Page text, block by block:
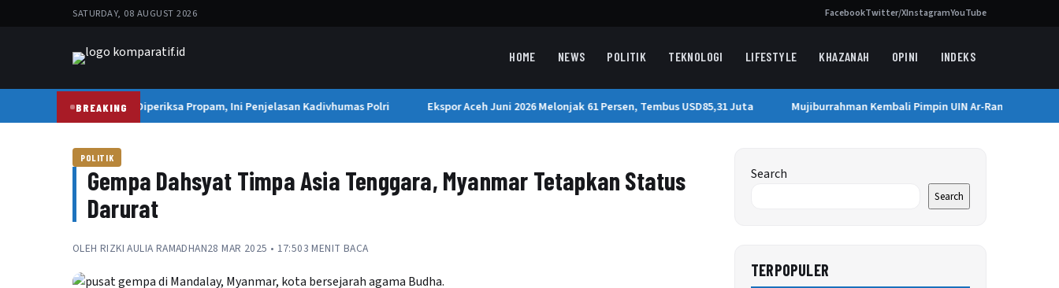
SATURDAY, 08 AUGUST 2026 FacebookTwitter/XInstagramYouTube
HOME NEWS POLITIK TEKNOLOGI LIFESTYLE KHAZANAH OPINI INDEKS
BREAKING
Kapolresta Banda Aceh Diperiksa Propam, Ini Penjelasan Kadivhumas Polri Ekspor Aceh Juni 2026 Melonjak 61 Persen, Tembus USD85,31 Juta Mujiburrahman Kembali Pimpin UIN Ar-Raniry Hingga
POLITIK
Gempa Dahsyat Timpa Asia Tenggara, Myanmar Tetapkan Status
Darurat
OLEH RIZKI AULIA RAMADHAN28 MAR 2025 • 17:503 MENIT BACA
Search
Search
TERPOPULER